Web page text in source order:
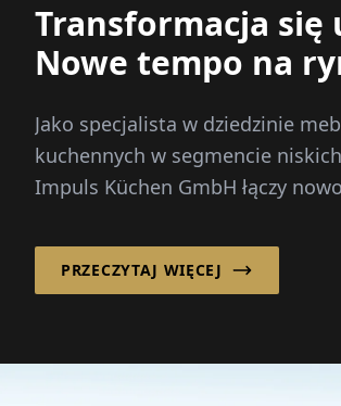
Transformacja się
Nowe tempo na
Jako specjalista w dziedzinie
kuchennych w segmencie
Impuls Küchen GmbH łączy
PRZECZYTAJ WIĘCEJ